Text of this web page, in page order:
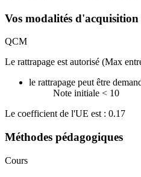
Vos modalités d'acquisition
QCM
Le rattrapage est autorisé (Max
le rattrapage peut être
Note initiale < 10
Le coefficient de l'UE est : 0.17
Méthodes pédagogiques
Cours